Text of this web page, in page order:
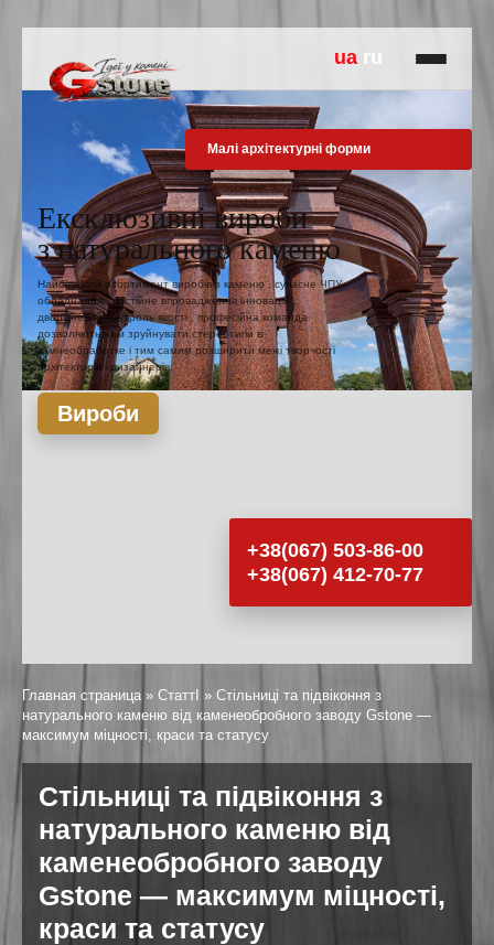
ua ru
Ексклюзивні вироби
з натурального каменю
Найбільший асортимент виробів з каменю , сучасне ЧПУ
обладнання , постійне впровадження інновацій ,
дворівневий контроль якості , професійна команда
дозволяють нам зруйнувати стереотипи в
камнеобработке і тим самим розширити межі творчості
архітекторів і дизайнерів.
Вироби
+38(067) 503-86-00
+38(067) 412-70-77
Панно з оніксу
Главная страница» СтаттI » Стільниці та підвіконня з
натурального каменю від каменеобробного заводу Gstone —
максимум міцності, краси та статусу
Стільниці та підвіконня з
натурального каменю від
каменеобробного заводу
Gstone — максимум міцності,
краси та статусу